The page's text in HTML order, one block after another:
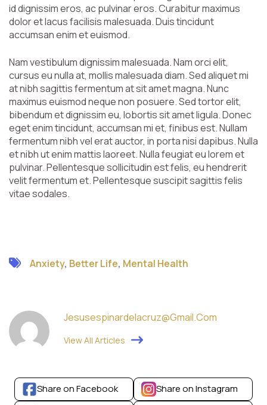
id dignissim eros, ac pulvinar eros. Curabitur maximus
dolor et lacus facilisis malesuada. Duis tincidunt
accumsan enim et euismod.
Nam vestibulum dignissim malesuada. Nam orci elit,
cursus eu nulla at, mollis malesuada diam. Sed aliquet mi
at nibh sagittis fermentum at sit amet magna. Nunc
maximus euismod neque non posuere. Sed tortor elit,
bibendum et dignissim eu, lobortis sit amet ligula. Donec
eget enim tincidunt, accumsan mi et, finibus est. Nullam
fermentum nibh vel erat auctor, in porta nisi dapibus. Nulla
et nibh ut enim mattis laoreet. Nulla feugiat eu lorem et
pulvinar. Pellentesque sollicitudin est felis, eu hendrerit
velit fermentum et. Pellentesque suscipit sagittis felis
vitae sodales.
Anxiety, Better Life, Mental Health
Jesusespinardelacruz@gmail.com
View All Articles
Share on Facebook
Share on Instagram